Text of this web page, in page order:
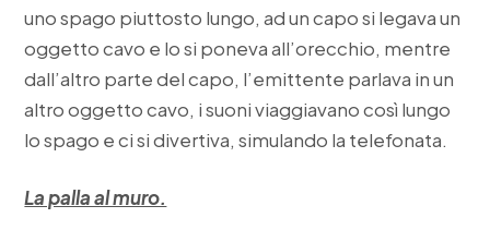
uno spago piuttosto lungo, ad un capo si legava un
oggetto cavo e lo si poneva all’orecchio, mentre
dall’altro parte del capo, l’emittente parlava in un
altro oggetto cavo, i suoni viaggiavano così lungo
lo spago e ci si divertiva, simulando la telefonata.
La palla al muro.